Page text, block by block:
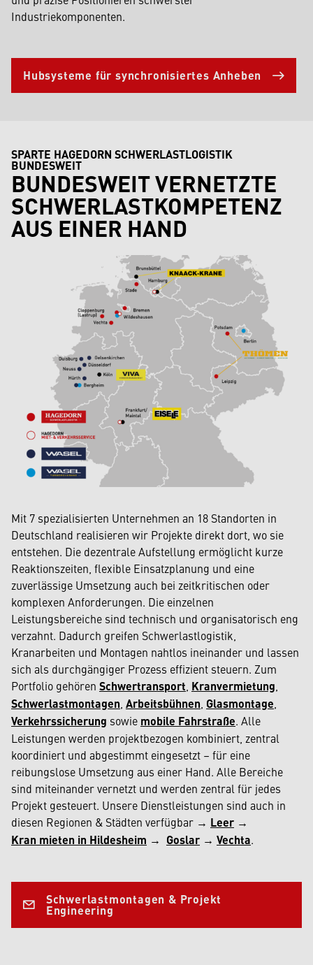
Industriekomponenten.
Hubsysteme für synchronisiertes Anheben
SPARTE HAGEDORN SCHWERLASTLOGISTIK
BUNDESWEIT
BUNDESWEIT VERNETZTE
SCHWERLASTKOMPETENZ
AUS EINER HAND
Mit 7 spezialisierten Unternehmen an 18 Standorten in
Deutschland realisieren wir Projekte direkt dort, wo sie
entstehen. Die dezentrale Aufstellung ermöglicht kurze
Reaktionszeiten, flexible Einsatzplanung und eine
zuverlässige Umsetzung auch bei zeitkritischen oder
komplexen Anforderungen. Die einzelnen
Leistungsbereiche sind technisch und organisatorisch eng
verzahnt. Dadurch greifen Schwerlastlogistik,
Kranarbeiten und Montagen nahtlos ineinander und lassen
sich als durchgängiger Prozess effizient steuern. Zum
Portfolio gehören Schwertransport Kranvermietung
Schwerlastmontagen Arbeitsbühnen Glasmontage
Verkehrssicherung sowie mobile Fahrstraße. Alle
Leistungen werden projektbezogen kombiniert, zentral
koordiniert und abgestimmt eingesetzt – für eine
reibungslose Umsetzung aus einer Hand. Alle Bereiche
sind miteinander vernetzt und werden zentral für jedes
Projekt gesteuert. Unsere Dienstleistungen sind auch in
diesen Regionen & Städten verfügbar → Leer →
Kran mieten in Hildesheim → Goslar → Vechta.
Schwerlastmontagen & Projekt
Engineering